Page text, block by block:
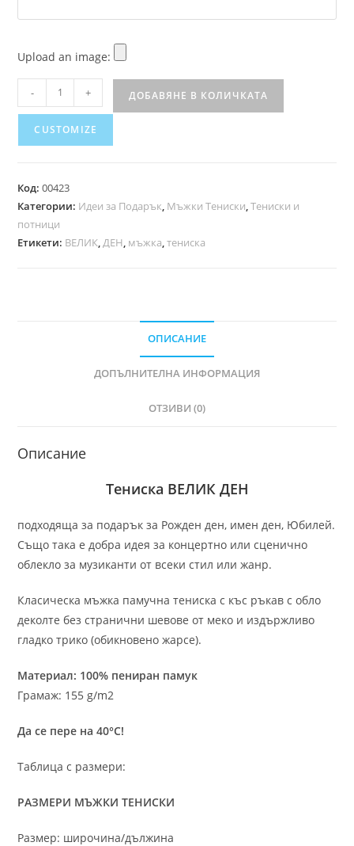
Upload an image:
- + ДОБАВЯНЕ В КОЛИЧКАТА
CUSTOMIZE
Код:00423
Категории: Идеи за Подарък Мъжки Тениски ,Тениски и
потници
Етикети: ВЕЛИК ДЕН мъжка ,тениска
ОПИСАНИЕ
ДОПЪЛНИТЕЛНА ИНФОРМАЦИЯ
ОТЗИВИ (0)
Описание
Тениска ВЕЛИК ДЕН
подходяща за подарък за Рожден ден, имен ден, Юбилей.
Също така е добра идея за концертно или сценично
облекло за музиканти от всеки стил или жанр.
Класическа мъжка памучна тениска с къс ръкав с обло
деколте без странични шевове от меко и издържливо
гладко трико (обикновено жарсе).
Материал: 100% пениран памук
Грамаж: 155 g/m2
Да се пере на 40°C!
Таблица с размери:
РАЗМЕРИ МЪЖКИ ТЕНИСКИ
Размер: широчина/дължина